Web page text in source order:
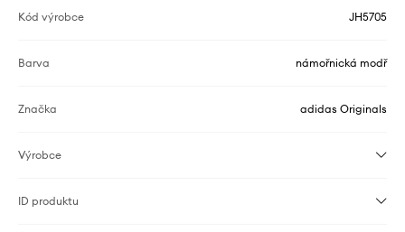
Kód výrobce JH5705
Barva námořnická modř
Značka adidas Originals
Výrobce
ID produktu